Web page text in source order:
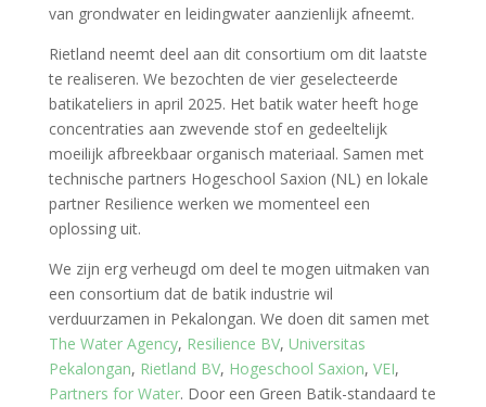
van grondwater en leidingwater aanzienlijk afneemt.
Rietland neemt deel aan dit consortium om dit laatste
te realiseren. We bezochten de vier geselecteerde
batikateliers in april 2025. Het batik water heeft hoge
concentraties aan zwevende stof en gedeeltelijk
moeilijk afbreekbaar organisch materiaal. Samen met
technische partners Hogeschool Saxion (NL) en lokale
partner Resilience werken we momenteel een
oplossing uit.
We zijn erg verheugd om deel te mogen uitmaken van
een consortium dat de batik industrie wil
verduurzamen in Pekalongan. We doen dit samen met
The Water Agency, Resilience BV, Universitas
Pekalongan, Rietland BV, Hogeschool Saxion, VEI,
Partners for Water. Door een Green Batik-standaard te